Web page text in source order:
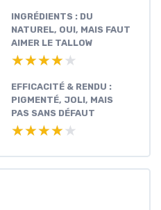
INGRÉDIENTS : DU
NATUREL, OUI, MAIS FAUT
AIMER LE TALLOW
★★★★★
★★★★★
EFFICACITÉ & RENDU :
PIGMENTÉ, JOLI, MAIS
PAS SANS DÉFAUT
★★★★★
★★★★★